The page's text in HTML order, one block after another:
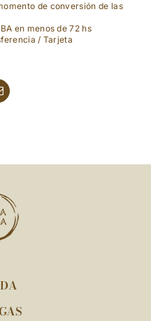
de conversión de las
en menos de 72 hs
/ Tarjeta